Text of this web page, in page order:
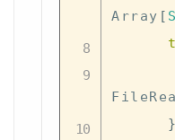
Array [
}